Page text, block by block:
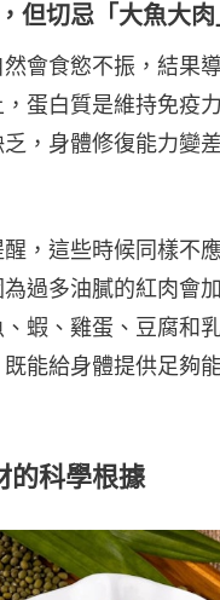
但切忌「大魚大肉
會食慾不振，結果
蛋白質是維持免疫
，身體修復能力變
，這些時候同樣不
過多油膩的紅肉會
蝦、雞蛋、豆腐和
能給身體提供足夠
的科學根據